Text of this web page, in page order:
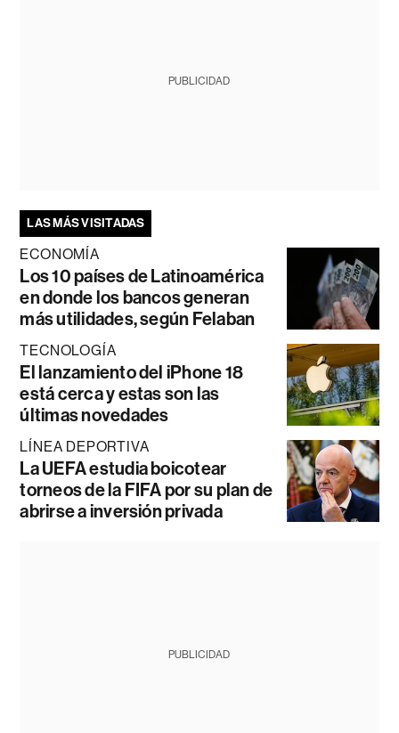
PUBLICIDAD
LAS MÁS VISITADAS
ECONOMÍA
Los 10 países de Latinoamérica
en donde los bancos generan
más utilidades, según Felaban
TECNOLOGÍA
El lanzamiento del iPhone 18
está cerca y estas son las
últimas novedades
LÍNEA DEPORTIVA
La UEFA estudia boicotear
torneos de la FIFA por su plan de
abrirse a inversión privada
PUBLICIDAD